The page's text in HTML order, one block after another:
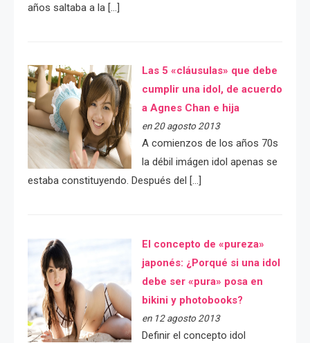
años saltaba a la […]
Las 5 «cláusulas» que debe
cumplir una idol, de acuerdo
a Agnes Chan e hija
en 20 agosto 2013
A comienzos de los años 70s
la débil imágen idol apenas se
estaba constituyendo. Después del […]
El concepto de «pureza»
japonés: ¿Porqué si una idol
debe ser «pura» posa en
bikini y photobooks?
en 12 agosto 2013
Definir el concepto idol